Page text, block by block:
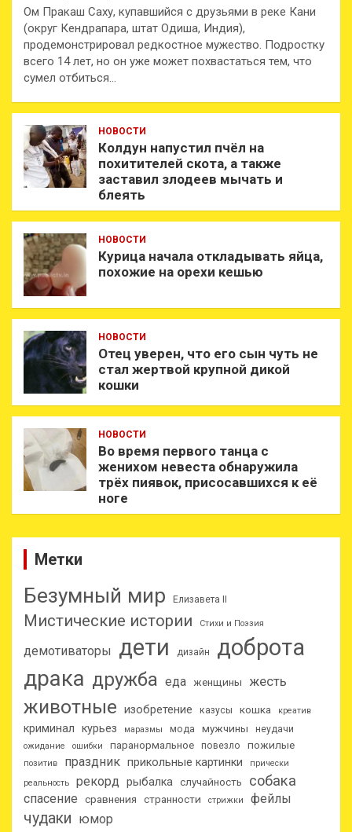
Ом Пракаш Саху, купавшийся с друзьями в реке Кани
(округ Кендрапара, штат Одиша, Индия),
продемонстрировал редкостное мужество. Подростку
всего 14 лет, но он уже может похвастаться тем, что
сумел отбиться…
НОВОСТИ
Колдун напустил пчёл на
похитителей скота, а также
заставил злодеев мычать и
блеять
НОВОСТИ
Курица начала откладывать яйца,
похожие на орехи кешью
НОВОСТИ
Отец уверен, что его сын чуть не
стал жертвой крупной дикой
кошки
НОВОСТИ
Во время первого танца с
женихом невеста обнаружила
трёх пиявок, присосавшихся к её
ноге
Метки
Безумный мир Елизавета II
Мистические истории Стихи и Поэзия
демотиваторы дети дизайн доброта
драка дружба еда женщины жесть
животные изобретение казусы кошка креатив
криминал курьез маразмы мода мужчины неудачи
ожидание ошибки паранормальное повезло пожилые
позитив праздник прикольные картинки
прически
реальность
рекорд рыбалка случайность собака
спасение сравнения странности стрижки фейлы
чудаки юмор